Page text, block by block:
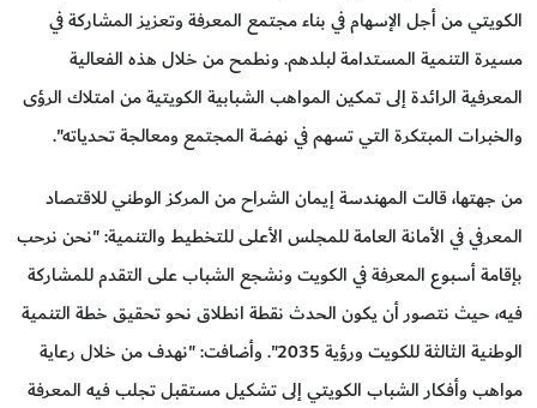
الكويتي من أجل الإسهام في بناء مجتمع المعرفة وتعزيز المشاركة في
مسيرة التنمية المستدامة لبلدهم. ونطمح من خلال هذه الفعالية
المعرفية الرائدة إلى تمكين المواهب الشبابية الكويتية من امتلاك الرؤى
والخبرات المبتكرة التي تسهم في نهضة المجتمع ومعالجة تحدياته".
من جهتها، قالت المهندسة إيمان الشراح من المركز الوطني للاقتصاد
المعرفي في الأمانة العامة للمجلس الأعلى للتخطيط والتنمية: "نحن نرحب
بإقامة أسبوع المعرفة في الكويت ونشجع الشباب على التقدم للمشاركة
فيه، حيث نتصور أن يكون الحدث نقطة انطلاق نحو تحقيق خطة التنمية
الوطنية الثالثة للكويت ورؤية 2035". وأضافت: "نهدف من خلال رعاية
مواهب وأفكار الشباب الكويتي إلى تشكيل مستقبل تجلب فيه المعرفة